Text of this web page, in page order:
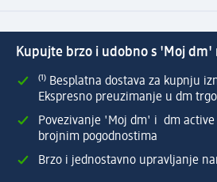
Kupujte brzo i udobno s 'Moj dm'
⁽¹⁾ Besplatna dostava za kupnju
Ekspresno preuzimanje u dm
Povezivanje 'Moj dm' i dm active
brojnim pogodnostima
Brzo i jednostavno upravljanje